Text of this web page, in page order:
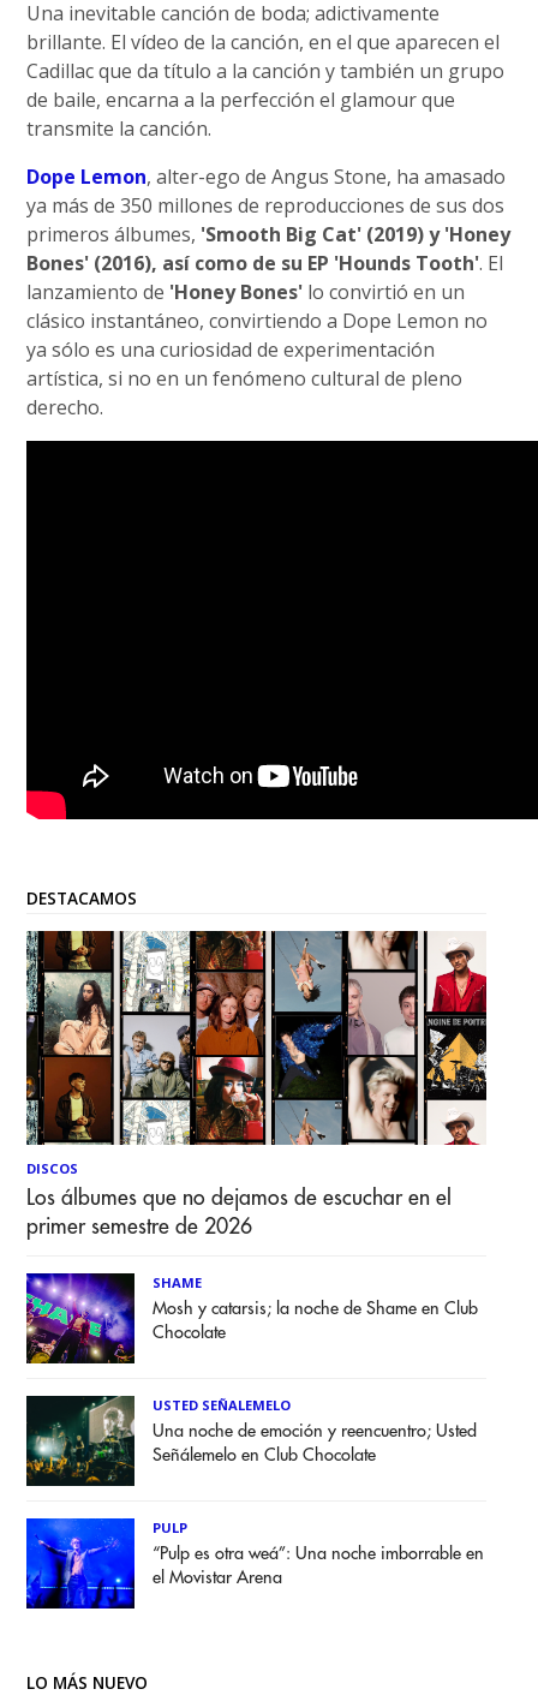
Una inevitable canción de boda; adictivamente
brillante. El vídeo de la canción, en el que aparecen el
Cadillac que da título a la canción y también un grupo
de baile, encarna a la perfección el glamour que
transmite la canción.
Dope Lemon, alter-ego de Angus Stone, ha amasado
ya más de 350 millones de reproducciones de sus dos
primeros álbumes, 'Smooth Big Cat' (2019) y 'Honey
Bones' (2016), así como de su EP 'Hounds Tooth'. El
lanzamiento de 'Honey Bones' lo convirtió en un
clásico instantáneo, convirtiendo a Dope Lemon no
ya sólo es una curiosidad de experimentación
artística, si no en un fenómeno cultural de pleno
derecho.
DESTACAMOS
DISCOS
Los álbumes que no dejamos de escuchar en el
primer semestre de 2026
SHAME
Mosh y catarsis; la noche de Shame en Club
Chocolate
USTED SEÑALEMELO
Una noche de emoción y reencuentro; Usted
Señálemelo en Club Chocolate
PULP
“Pulp es otra weá”: Una noche imborrable en
el Movistar Arena
LO MÁS NUEVO